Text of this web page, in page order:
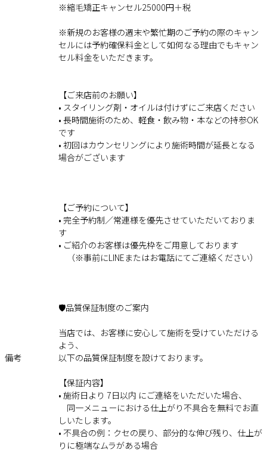
備考
※縮毛矯正キャンセル25000円＋税
※新規のお客様の週末や繁忙期のご予約の際のキャン
セルには予約確保料金として如何なる理由でもキャン
セル料金をいただきます。
【ご来店前のお願い】
• スタイリング剤・オイルは付けずにご来店ください
• 長時間施術のため、軽食・飲み物・本などの持参OK
です
• 初回はカウンセリングにより施術時間が延長となる
場合がございます
【ご予約について】
• 完全予約制／常連様を優先させていただいておりま
す
• ご紹介のお客様は優先枠をご用意しております
（※事前にLINEまたはお電話にてご連絡ください）
🛡️品質保証制度のご案内
当店では、お客様に安心して施術を受けていただける
よう、
以下の品質保証制度を設けております。
【保証内容】
• 施術日より 7日以内 にご連絡をいただいた場合、
同一メニューにおける仕上がり不具合を無料でお直
しいたします。
• 不具合の例：クセの戻り、部分的な伸び残り、仕上が
りに極端なムラがある場合